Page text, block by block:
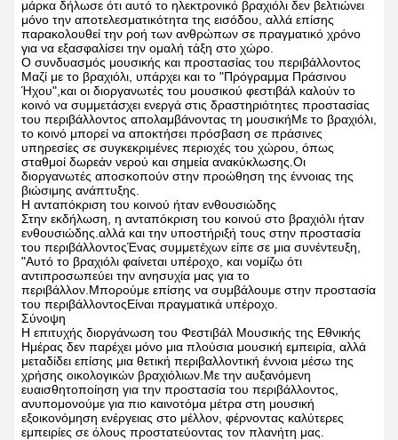
μάρκα δήλωσε ότι αυτό το ηλεκτρονικό βραχιόλι δεν βελτιώνει
μόνο την αποτελεσματικότητα της εισόδου, αλλά επίσης
παρακολουθεί την ροή των ανθρώπων σε πραγματικό χρόνο
για να εξασφαλίσει την ομαλή τάξη στο χώρο.
Ο συνδυασμός μουσικής και προστασίας του περιβάλλοντος
Μαζί με το βραχιόλι, υπάρχει και το "Πρόγραμμα Πράσινου
Ήχου",και οι διοργανωτές του μουσικού φεστιβάλ καλούν το
κοινό να συμμετάσχει ενεργά στις δραστηριότητες προστασίας
του περιβάλλοντος απολαμβάνοντας τη μουσικήΜε το βραχιόλι,
το κοινό μπορεί να αποκτήσει πρόσβαση σε πράσινες
υπηρεσίες σε συγκεκριμένες περιοχές του χώρου, όπως
σταθμοί δωρεάν νερού και σημεία ανακύκλωσης.Οι
διοργανωτές αποσκοπούν στην προώθηση της έννοιας της
βιώσιμης ανάπτυξης.
Η ανταπόκριση του κοινού ήταν ενθουσιώδης
Στην εκδήλωση, η ανταπόκριση του κοινού στο βραχιόλι ήταν
ενθουσιώδης.αλλά και την υποστήριξή τους στην προστασία
του περιβάλλοντοςΈνας συμμετέχων είπε σε μια συνέντευξη,
"Αυτό το βραχιόλι φαίνεται υπέροχο, και νομίζω ότι
αντιπροσωπεύει την ανησυχία μας για το
περιβάλλον.Μπορούμε επίσης να συμβάλουμε στην προστασία
του περιβάλλοντοςΕίναι πραγματικά υπέροχο.
Σύνοψη
Η επιτυχής διοργάνωση του Φεστιβάλ Μουσικής της Εθνικής
Ημέρας δεν παρέχει μόνο μια πλούσια μουσική εμπειρία, αλλά
μεταδίδει επίσης μια θετική περιβαλλοντική έννοια μέσω της
χρήσης οικολογικών βραχιόλιων.Με την αυξανόμενη
ευαισθητοποίηση για την προστασία του περιβάλλοντος,
ανυπομονούμε για πιο καινοτόμα μέτρα στη μουσική
εξοικονόμηση ενέργειας στο μέλλον, φέρνοντας καλύτερες
εμπειρίες σε όλους προστατεύοντας τον πλανήτη μας.